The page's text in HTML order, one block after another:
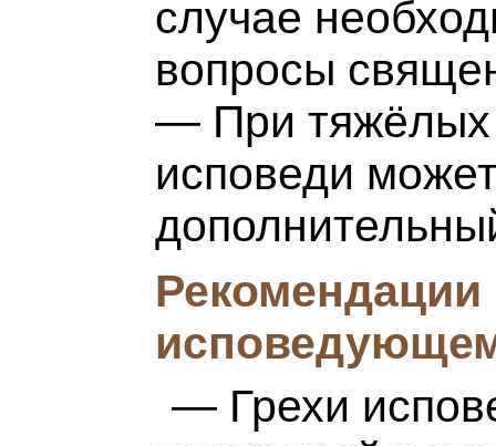
случае
вопросы
— При тяжёлых
исповеди
Рекомендации
— Грехи